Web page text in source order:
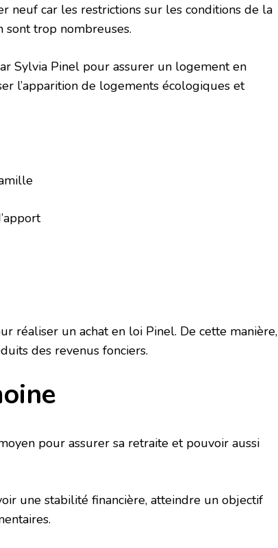
neuf car les restrictions sur les conditions de la
sont trop nombreuses.
Sylvia Pinel pour assurer un logement en
l’apparition de logements écologiques et
réaliser un achat en loi Pinel. De cette manière,
des revenus fonciers.
pour assurer sa retraite et pouvoir aussi
une stabilité financière, atteindre un objectif